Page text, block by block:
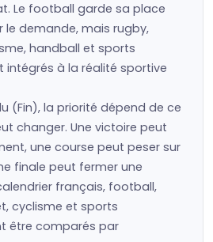
Le football garde sa place
le demande, mais rugby,
handball et sports
intégrés à la réalité sportive
(Fin), la priorité dépend de ce
changer. Une victoire peut
une course peut peser sur
finale peut fermer une
français, football,
cyclisme et sports
être comparés par